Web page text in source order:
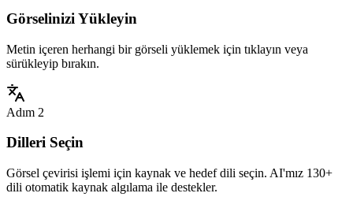
Görselinizi Yükleyin
Metin içeren herhangi bir görseli yüklemek için tıklayın veya
sürükleyip bırakın.
Adım 2
Dilleri Seçin
Görsel çevirisi işlemi için kaynak ve hedef dili seçin. AI'mız 130+
dili otomatik kaynak algılama ile destekler.